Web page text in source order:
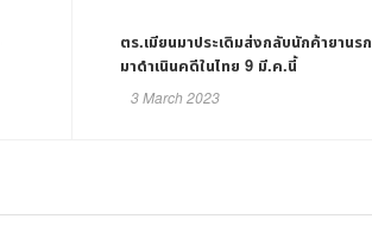
ตร.เมียนมาประเดิมส่งกลับนักค้ายานรก
มาดำเนินคดีในไทย 9 มี.ค.นี้
3 March 2023